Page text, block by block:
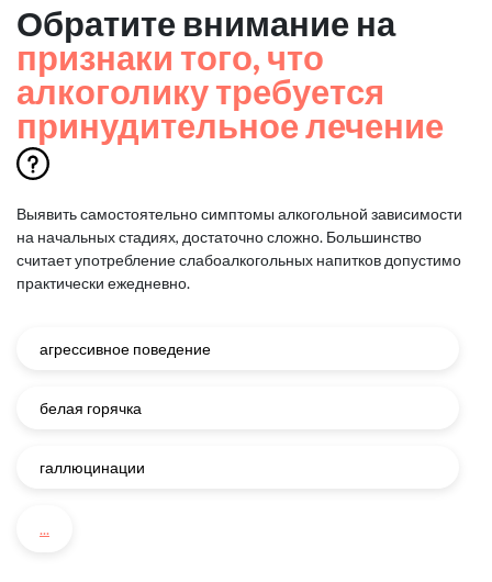
Обратите внимание на
признаки того, что
алкоголику требуется
принудительное лечение
Выявить самостоятельно симптомы алкогольной зависимости
на начальных стадиях, достаточно сложно. Большинство
считает употребление слабоалкогольных напитков допустимо
практически ежедневно.
агрессивное поведение
белая горячка
галлюцинации
...